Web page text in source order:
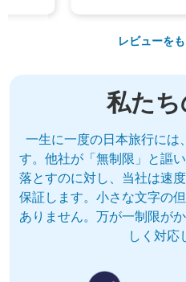
レビューを
私た
一生に一度の日本旅行に
す。他社が「無制限」と謳
落とすのに対し、当社は速
保証します。小さな文字の
ありません。万が一制限が
しく対応